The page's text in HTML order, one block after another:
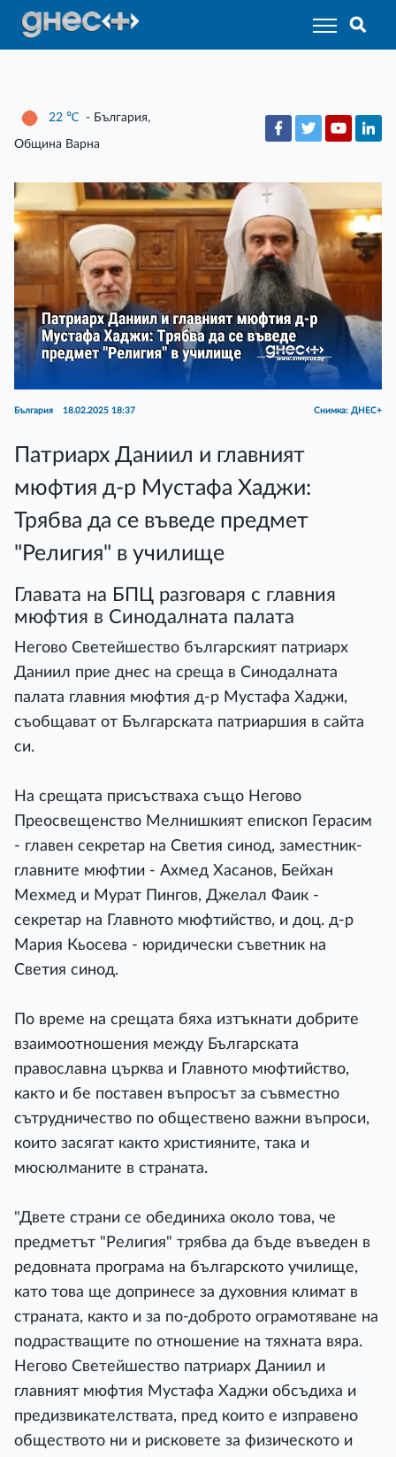
22 ℃ - България,
Община Варна
България 18.02.2025 18:37 Снимка: ДНЕС+
Патриарх Даниил и главният
мюфтия д-р Мустафа Хаджи:
Трябва да се въведе предмет
"Религия" в училище
Главата на БПЦ разговаря с главния
мюфтия в Синодалната палата
Негово Светейшество българският патриарх
Даниил прие днес на среща в Синодалната
палата главния мюфтия д-р Мустафа Хаджи,
съобщават от Българската патриаршия в сайта
си.
На срещата присъстваха също Негово
Преосвещенство Мелнишкият епископ Герасим
- главен секретар на Светия синод, заместник-
главните мюфтии - Ахмед Хасанов, Бейхан
Мехмед и Мурат Пингов, Джелал Фаик -
секретар на Главното мюфтийство, и доц. д-р
Мария Кьосева - юридически съветник на
Светия синод.
По време на срещата бяха изтъкнати добрите
взаимоотношения между Българската
православна църква и Главното мюфтийство,
както и бе поставен въпросът за съвместно
сътрудничество по обществено важни въпроси,
които засягат както християните, така и
мюсюлманите в страната.
"Двете страни се обединиха около това, че
предметът "Религия" трябва да бъде въведен в
редовната програма на българското училище,
като това ще допринесе за духовния климат в
страната, както и за по-доброто ограмотяване на
подрастващите по отношение на тяхната вяра.
Негово Светейшество патриарх Даниил и
главният мюфтия Мустафа Хаджи обсъдиха и
предизвикателствата, пред които е изправено
обществото ни и рисковете за физическото и